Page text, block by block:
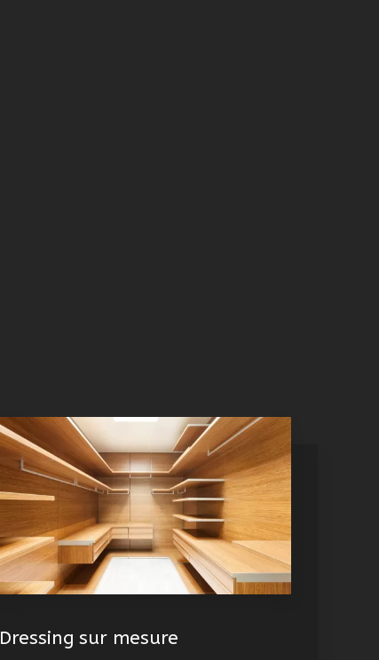
Dressing sur mesure